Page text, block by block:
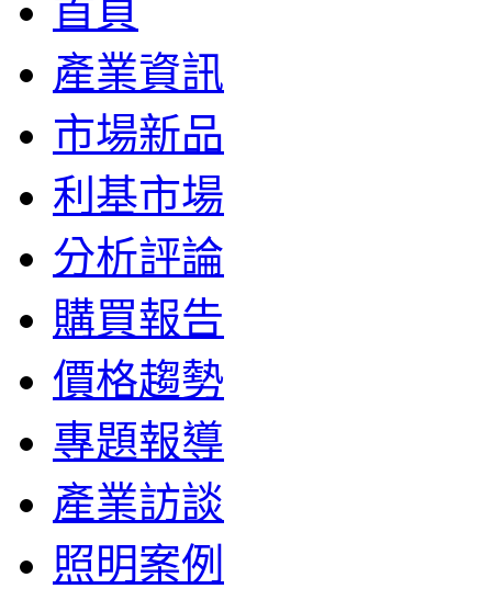
首頁
產業資訊
市場新品
利基市場
分析評論
購買報告
價格趨勢
專題報導
產業訪談
照明案例